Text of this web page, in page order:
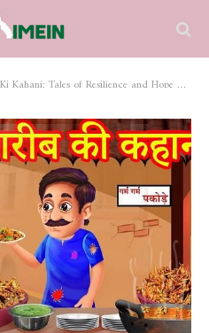
Tales of Resilience and Hope Amidst Adversity